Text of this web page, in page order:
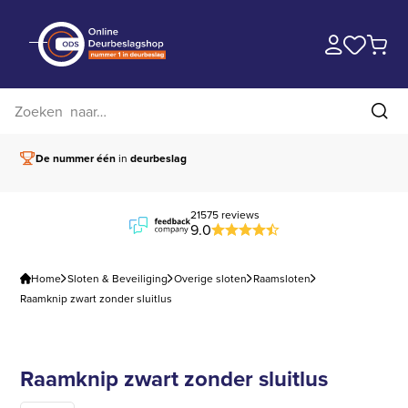
De nummer éénindeurbeslag
21575 reviews
9.0
Home Sloten & Beveiliging Overige sloten Raamsloten
Raamknip zwart zonder sluitlus
Raamknip zwart zonder sluitlus